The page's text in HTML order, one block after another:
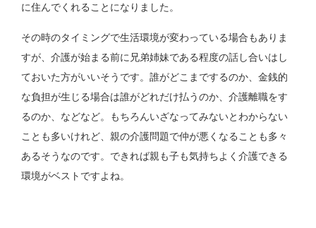
に住んでくれることになりました。
その時のタイミングで生活環境が変わっている場合もありま
すが、介護が始まる前に兄弟姉妹である程度の話し合いはし
ておいた方がいいそうです。誰がどこまでするのか、金銭的
な負担が生じる場合は誰がどれだけ払うのか、介護離職をす
るのか、などなど。もちろんいざなってみないとわからない
ことも多いけれど、親の介護問題で仲が悪くなることも多々
あるそうなのです。できれば親も子も気持ちよく介護できる
環境がベストですよね。